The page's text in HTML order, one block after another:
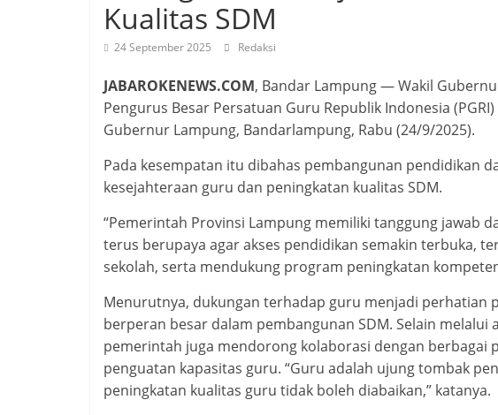
Kualitas SDM
24 September 2025 Redaksi
JABAROKENEWS.COM, Bandar Lampung — Wakil
Pengurus Besar Persatuan Guru Republik Indonesia
Gubernur Lampung, Bandarlampung, Rabu (24/9/2025).
Pada kesempatan itu dibahas pembangunan pendidikan
kesejahteraan guru dan peningkatan kualitas SDM.
“Pemerintah Provinsi Lampung memiliki tanggung jawab
terus berupaya agar akses pendidikan semakin terbuka,
sekolah, serta mendukung program peningkatan
Menurutnya, dukungan terhadap guru menjadi perhatian
berperan besar dalam pembangunan SDM. Selain melalui
pemerintah juga mendorong kolaborasi dengan
penguatan kapasitas guru. “Guru adalah ujung tombak
peningkatan kualitas guru tidak boleh diabaikan,” katanya.